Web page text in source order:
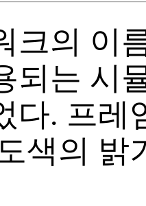
크의 이
되는 시
다. 프레
색의 밝